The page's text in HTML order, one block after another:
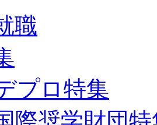
職
プロ特集